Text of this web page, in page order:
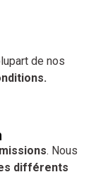
de nos
. Nous
différents